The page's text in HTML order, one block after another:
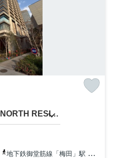
グラングリーン大阪THE NORTH RESIDENCE 扇町小学校
地下鉄御堂筋線「梅田」駅 徒歩9分